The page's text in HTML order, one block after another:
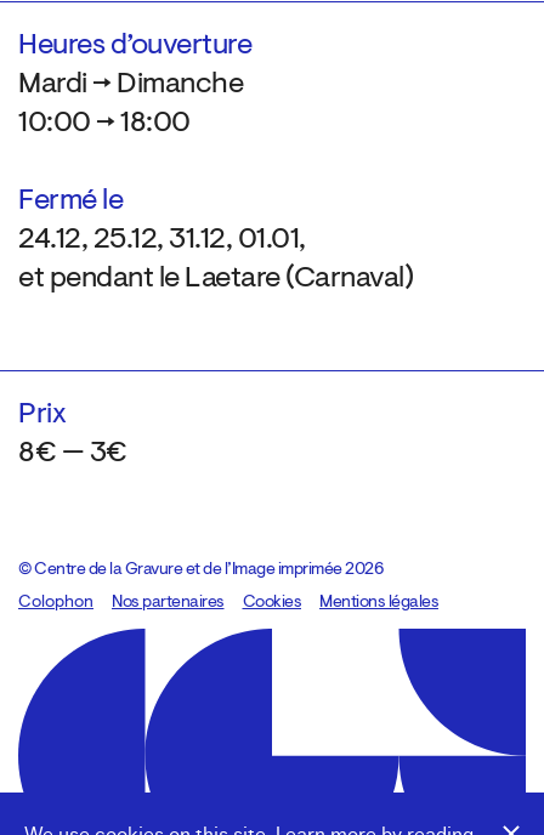
Heures d’ouverture
Mardi → Dimanche
10:00 → 18:00
Fermé le
24.12, 25.12, 31.12, 01.01,
et pendant le Laetare (Carnaval)
Prix
8€ — 3€
© Centre de la Gravure et de l’Image imprimée 2026
Colophon
Design:Marcel Kaczmarek, code:8080.studio
Nos partenaires Cookies Mentions légales